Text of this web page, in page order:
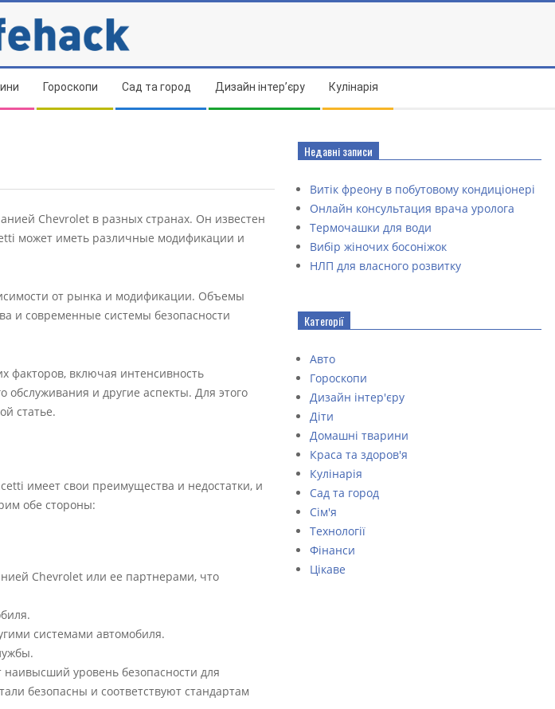
Гороскопи Сад та город Дизайн інтер’єру Кулінарія
Chevrolet в разных странах. Он известен
может иметь различные модификации и
от рынка и модификации. Объемы
и современные системы безопасности
факторов, включая интенсивность
обслуживания и другие аспекты. Для этого
статье.
имеет свои преимущества и недостатки, и
обе стороны:
Chevrolet или ее партнерами, что
системами автомобиля.
уровень безопасности для
безопасны и соответствуют стандартам
Недавні записи
Витік фреону в побутовому кондиціонері
Онлайн консультация врача уролога
Термочашки для води
Вибір жіночих босоніжок
НЛП для власного розвитку
Категорії
Авто
Гороскопи
Дизайн інтер'єру
Діти
Домашні тварини
Краса та здоров'я
Кулінарія
Сад та город
Сім'я
Технології
Фінанси
Цікаве